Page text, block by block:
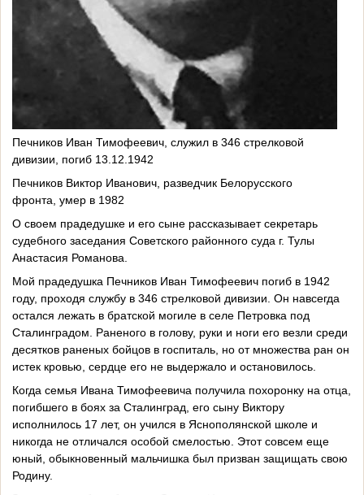
Печников Иван Тимофеевич, служил в 346 стрелковой
дивизии, погиб 13.12.1942
Печников Виктор Иванович, разведчик Белорусского
фронта, умер в 1982
О своем прадедушке и его сыне рассказывает секретарь
судебного заседания Советского районного суда г. Тулы
Анастасия Романова.
Мой прадедушка Печников Иван Тимофеевич погиб в 1942
году, проходя службу в 346 стрелковой дивизии. Он навсегда
остался лежать в братской могиле в селе Петровка под
Сталинградом. Раненого в голову, руки и ноги его везли среди
десятков раненых бойцов в госпиталь, но от множества ран он
истек кровью, сердце его не выдержало и остановилось.
Когда семья Ивана Тимофеевича получила похоронку на отца,
погибшего в боях за Сталинград, его сыну Виктору
исполнилось 17 лет, он учился в Яснополянской школе и
никогда не отличался особой смелостью. Этот совсем еще
юный, обыкновенный мальчишка был призван защищать свою
Родину.